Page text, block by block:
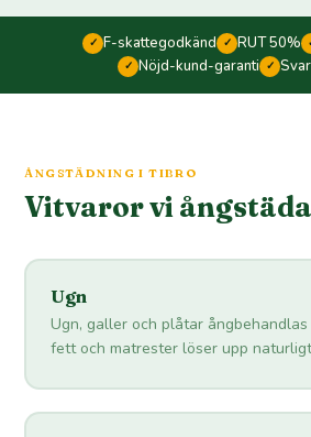
✓ F-skattegodkänd ✓ RUT 50%
✓ Nöjd-kund-garanti ✓
ÅNGSTÄDNING I TIBRO
Vitvaror vi
Ugn
Ugn, galler och plåtar
fett och matrester löser upp